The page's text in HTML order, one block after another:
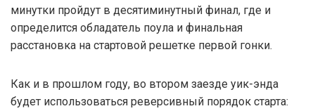
минутки пройдут в десятиминутный финал, где и
определится обладатель поула и финальная
расстановка на стартовой решетке первой гонки.
Как и в прошлом году, во втором заезде уик-энда
будет использоваться реверсивный порядок старта: